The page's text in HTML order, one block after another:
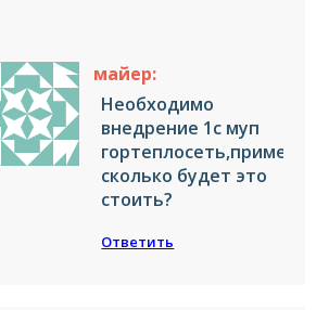
майер:
Необходимо
внедрение 1с муп
гортеплосеть,примерно
сколько будет это
стоить?
Ответить